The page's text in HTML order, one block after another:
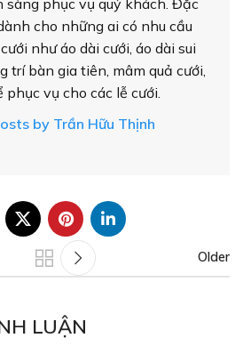
cho những ai có nhu cầu
như áo dài cưới, áo dài sui
trí bàn gia tiên, mâm quả cưới,
vụ cho các lễ cưới.
by Trần Hữu Thịnh
Older
LUẬN